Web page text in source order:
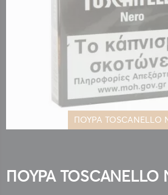
ΠΟΥΡΑ TOSCANELLO
της
συλλογής
ΠΟΥΡΑ TOSCANELLO